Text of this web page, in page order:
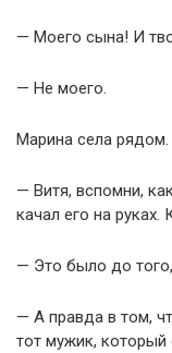
— Моего сына! И
— Не моего.
Марина села рядом.
— Витя, вспомни,
качал его на руках.
— Это было до
— А правда в том,
тот мужик, который